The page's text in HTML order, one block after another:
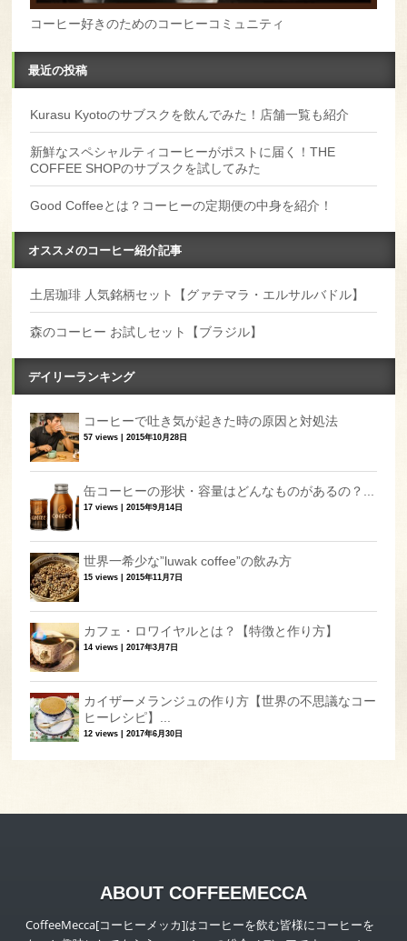
コーヒー好きのためのコーヒーコミュニティ
最近の投稿
Kurasu Kyotoのサブスクを飲んでみた！店舗一覧も紹介
新鮮なスペシャルティコーヒーがポストに届く！THE
COFFEE SHOPのサブスクを試してみた
Good Coffeeとは？コーヒーの定期便の中身を紹介！
オススメのコーヒー紹介記事
土居珈琲 人気銘柄セット【グァテマラ・エルサルバドル】
森のコーヒー お試しセット【ブラジル】
デイリーランキング
コーヒーで吐き気が起きた時の原因と対処法
57 views |2015年10月28日
缶コーヒーの形状・容量はどんなものがあるの？...
17 views |2015年9月14日
世界一希少な”luwak coffee”の飲み方
15 views |2015年11月7日
カフェ・ロワイヤルとは？【特徴と作り方】
14 views |2017年3月7日
カイザーメランジュの作り方【世界の不思議なコー
ヒーレシピ】...
12 views |2017年6月30日
ABOUT COFFEEMECCA
CoffeeMecca[コーヒーメッカ]はコーヒーを飲む皆様にコーヒーを